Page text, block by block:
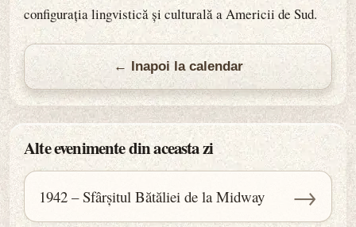
configurația lingvistică și culturală a Americii de Sud.
← Inapoi la calendar
Alte evenimente din aceasta zi
1942 – Sfârșitul Bătăliei de la Midway →